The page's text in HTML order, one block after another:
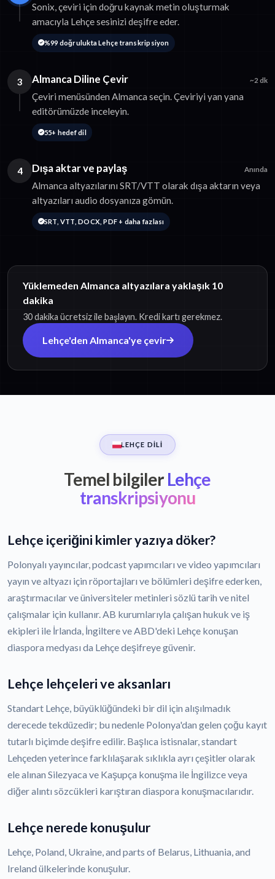
Sonix, çeviri için doğru kaynak metin oluşturmak
amacıyla Lehçe sesinizi deşifre eder.
%99 doğrulukta Lehçe transkripsiyon
3 Almanca Diline Çevir ~2 dk
Çeviri menüsünden Almanca seçin. Çeviriyi yan yana
editörümüzde inceleyin.
55+ hedef dil
4 Dışa aktar ve paylaş Anında
Almanca altyazılarını SRT/VTT olarak dışa aktarın veya
altyazıları audio dosyanıza gömün.
SRT, VTT, DOCX, PDF + daha fazlası
Yüklemeden Almanca altyazılara yaklaşık 10
dakika
30 dakika ücretsiz ile başlayın. Kredi kartı gerekmez.
Lehçe'den Almanca'ye çevir
LEHÇE DILI
Temel bilgilerLehçe
transkripsiyonu
Lehçe içeriğini kimler yazıya döker?
Polonyalı yayıncılar, podcast yapımcıları ve video yapımcıları
yayın ve altyazı için röportajları ve bölümleri deşifre ederken,
araştırmacılar ve üniversiteler metinleri sözlü tarih ve nitel
çalışmalar için kullanır. AB kurumlarıyla çalışan hukuk ve iş
ekipleri ile İrlanda, İngiltere ve ABD'deki Lehçe konuşan
diaspora medyası da Lehçe deşifreye güvenir.
Lehçe lehçeleri ve aksanları
Standart Lehçe, büyüklüğündeki bir dil için alışılmadık
derecede tekdüzedir; bu nedenle Polonya'dan gelen çoğu kayıt
tutarlı biçimde deşifre edilir. Başlıca istisnalar, standart
Lehçeden yeterince farklılaşarak sıklıkla ayrı çeşitler olarak
ele alınan Silezyaca ve Kaşupça konuşma ile İngilizce veya
diğer alıntı sözcükleri karıştıran diaspora konuşmacılarıdır.
Lehçe nerede konuşulur
Lehçe, Poland, Ukraine, and parts of Belarus, Lithuania, and
Ireland ülkelerinde konuşulur.